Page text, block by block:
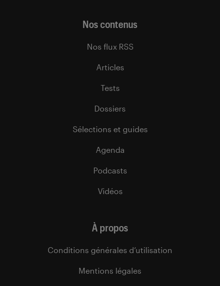
Nos contenus
Nos flux RSS
Articles
Tests
Dossiers
Sélections et guides
Agenda
Podcasts
Vidéos
À propos
Conditions générales d’utilisation
Mentions légales